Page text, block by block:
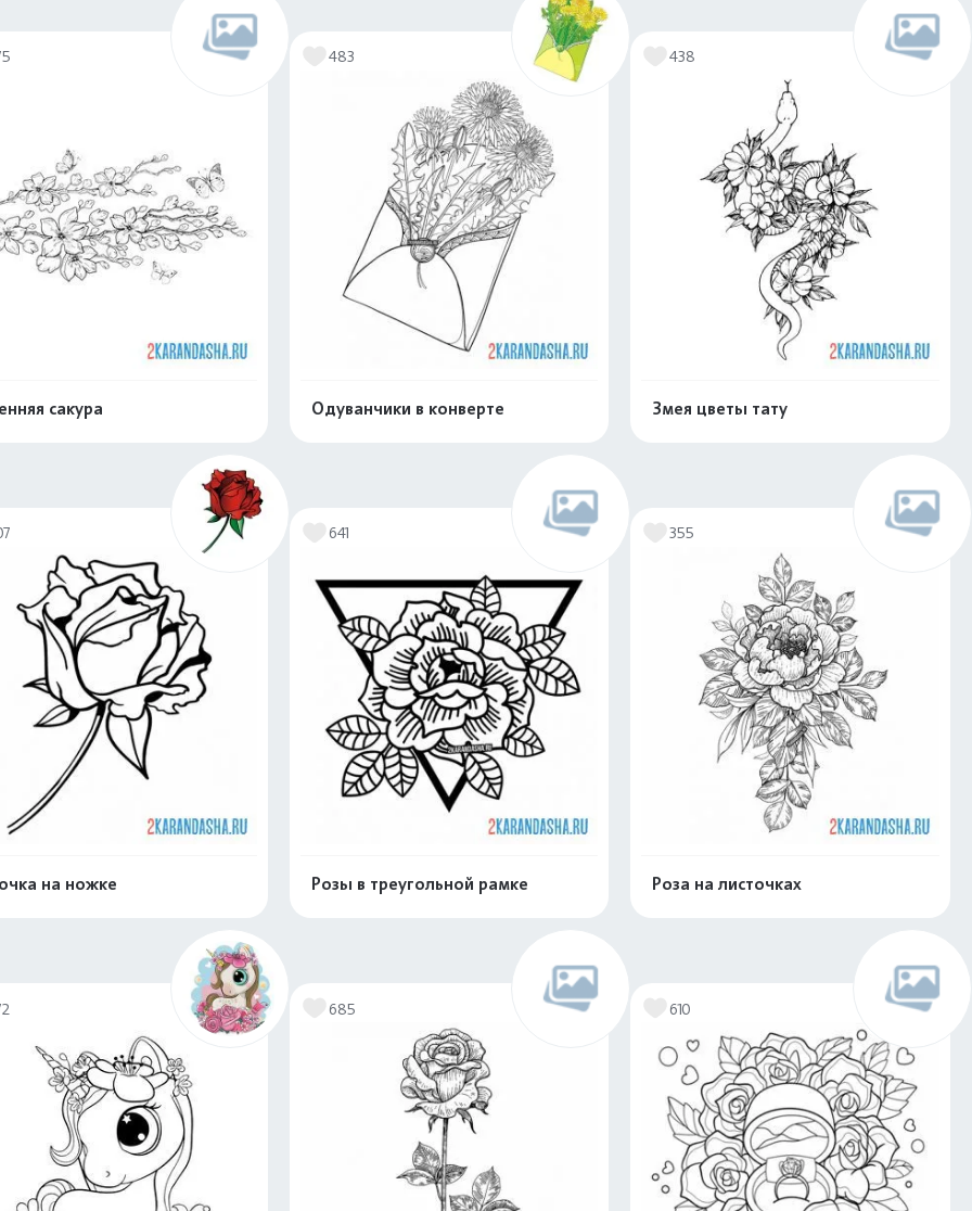
сакура
483
Одуванчики в конверте
438
Змея цветы тату
на ножке
641
Розы в треугольной рамке
355
Роза на листочках
685 610